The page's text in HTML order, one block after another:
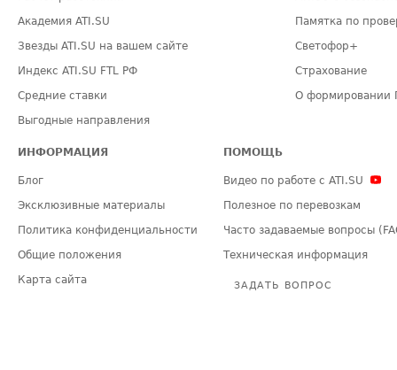
Академия ATI.SU
Звезды ATI.SU на вашем сайте
Индекс ATI.SU FTL РФ
Средние ставки
Выгодные направления
Памятка по
Светофор+
Страхование
О формировании
ИНФОРМАЦИЯ
Блог
Эксклюзивные материалы
Политика конфиденциальности
Общие положения
Карта сайта
ПОМОЩЬ
Видео по работе с ATI.SU
Полезное по перевозкам
Часто задаваемые вопросы
Техническая информация
ЗАДАТЬ ВОПРОС